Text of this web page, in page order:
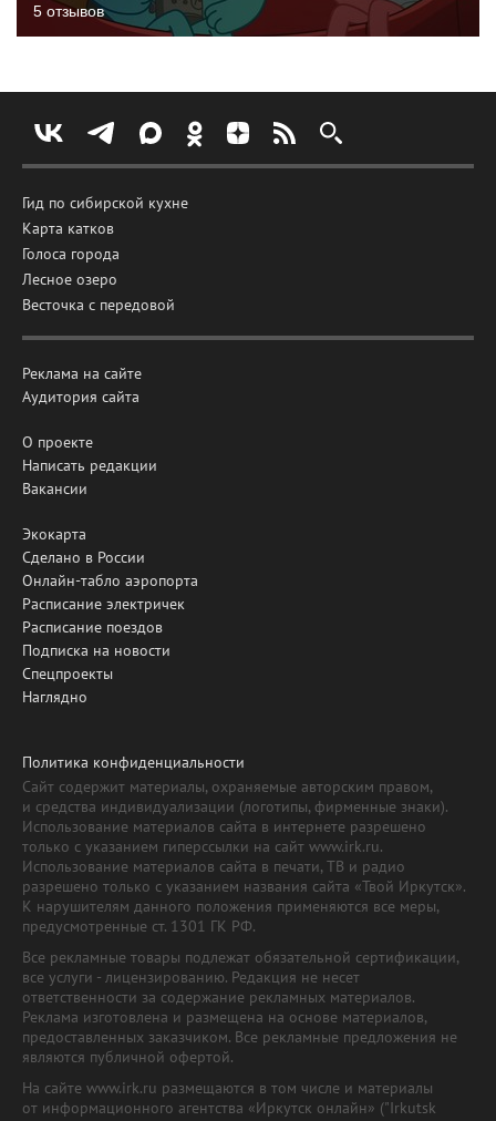
5 отзывов
Гид по сибирской кухне
Карта катков
Голоса города
Лесное озеро
Весточка с передовой
Реклама на сайте
Аудитория сайта
О проекте
Написать редакции
Вакансии
Экокарта
Сделано в России
Онлайн-табло аэропорта
Расписание электричек
Расписание поездов
Подписка на новости
Спецпроекты
Наглядно
Политика конфиденциальности
Сайт содержит материалы, охраняемые авторским правом,
и средства индивидуализации (логотипы, фирменные знаки).
Использование материалов сайта в интернете разрешено
только с указанием гиперссылки на сайт www.irk.ru.
Использование материалов сайта в печати, ТВ и радио
разрешено только с указанием названия сайта «Твой Иркутск».
К нарушителям данного положения применяются все меры,
предусмотренные ст. 1301 ГК РФ.
Все рекламные товары подлежат обязательной сертификации,
все услуги - лицензированию. Редакция не несет
ответственности за содержание рекламных материалов.
Реклама изготовлена и размещена на основе материалов,
предоставленных заказчиком. Все рекламные предложения не
являются публичной офертой.
На сайте www.irk.ru размещаются в том числе и материалы
от информационного агентства «Иркутск онлайн» ("Irkutsk